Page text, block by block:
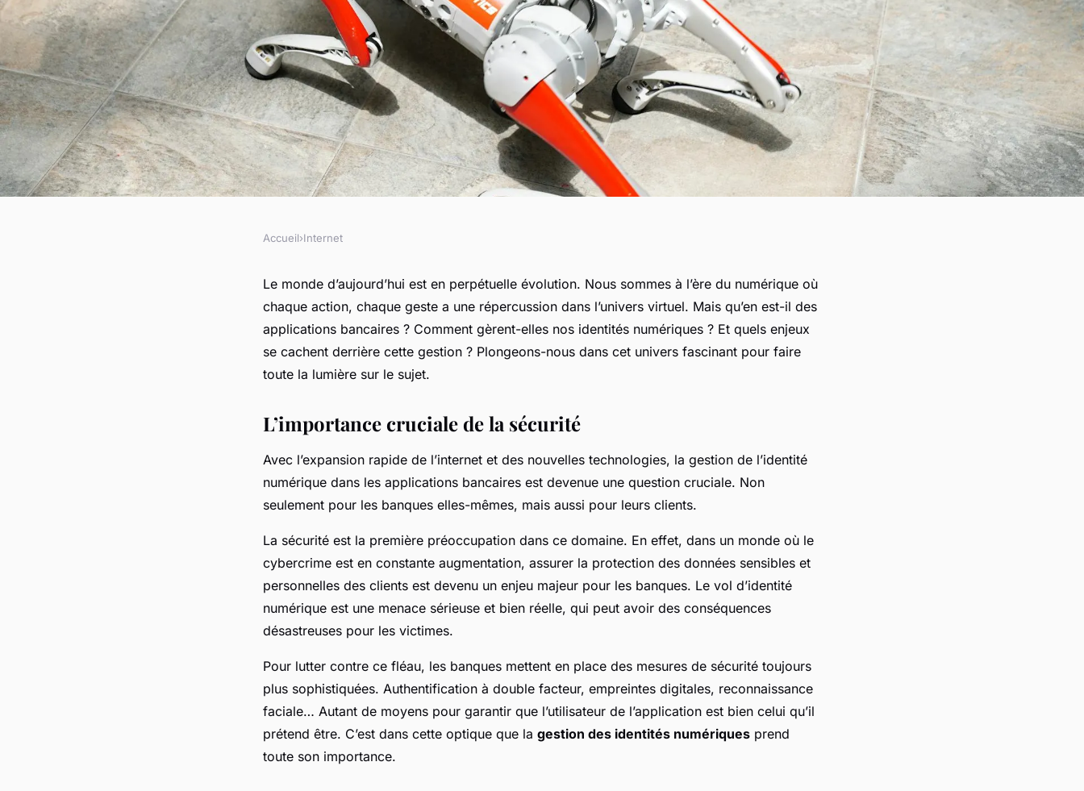
Quels sont les enjeux de la gestion des
identités numériques dans les
applications bancaires?
7 min de lecture
Accueil›Internet
Le monde d’aujourd’hui est en perpétuelle évolution. Nous sommes à l’ère du numérique où
chaque action, chaque geste a une répercussion dans l’univers virtuel. Mais qu’en est-il des
applications bancaires ? Comment gèrent-elles nos identités numériques ? Et quels enjeux
se cachent derrière cette gestion ? Plongeons-nous dans cet univers fascinant pour faire
toute la lumière sur le sujet.
L’importance cruciale de la sécurité
Avec l’expansion rapide de l’internet et des nouvelles technologies, la gestion de l’identité
numérique dans les applications bancaires est devenue une question cruciale. Non
seulement pour les banques elles-mêmes, mais aussi pour leurs clients.
La sécurité est la première préoccupation dans ce domaine. En effet, dans un monde où le
cybercrime est en constante augmentation, assurer la protection des données sensibles et
personnelles des clients est devenu un enjeu majeur pour les banques. Le vol d’identité
numérique est une menace sérieuse et bien réelle, qui peut avoir des conséquences
désastreuses pour les victimes.
Pour lutter contre ce fléau, les banques mettent en place des mesures de sécurité toujours
plus sophistiquées. Authentification à double facteur, empreintes digitales, reconnaissance
faciale… Autant de moyens pour garantir que l’utilisateur de l’application est bien celui qu’il
prétend être. C’est dans cette optique que la gestion des identités numériques prend
toute son importance.